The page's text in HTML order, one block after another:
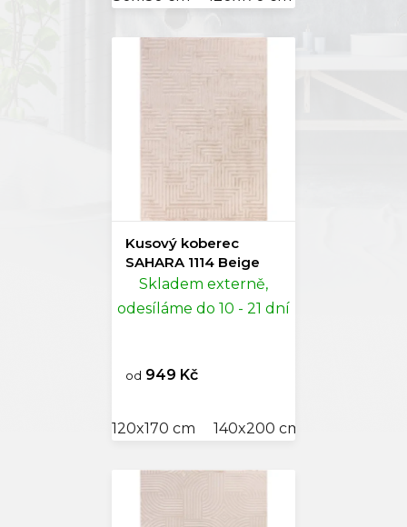
Kusový koberec
SAHARA 1114 Beige
Skladem externě,
odesíláme do 10 - 21 dní
od 949 Kč
120x170 cm 140x200 cm